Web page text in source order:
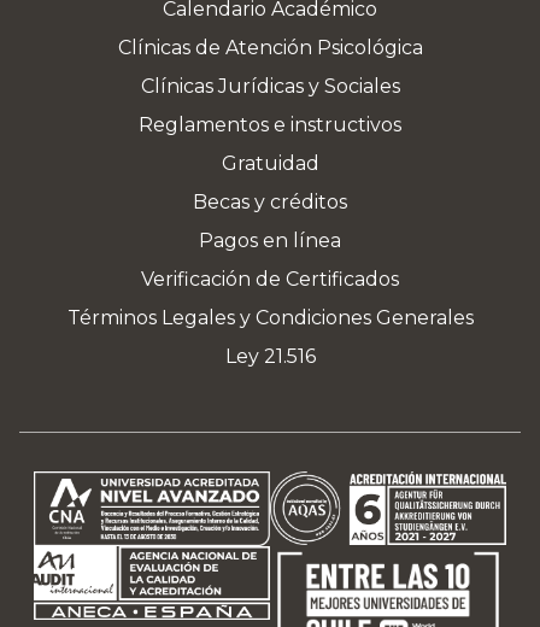
Calendario Académico
Clínicas de Atención Psicológica
Clínicas Jurídicas y Sociales
Reglamentos e instructivos
Gratuidad
Becas y créditos
Pagos en línea
Verificación de Certificados
Términos Legales y Condiciones Generales
Ley 21.516